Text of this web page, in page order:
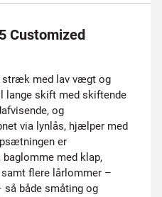
Customized
stræk med lav vægt og
lange skift med skiftende
og
via lynlås, hjælper med
er
med klap,
flere lårlommer –
så både småting og